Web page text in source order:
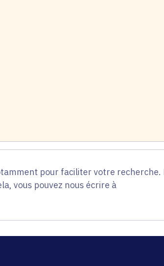
pour faciliter votre recherche.
vous pouvez nous écrire à